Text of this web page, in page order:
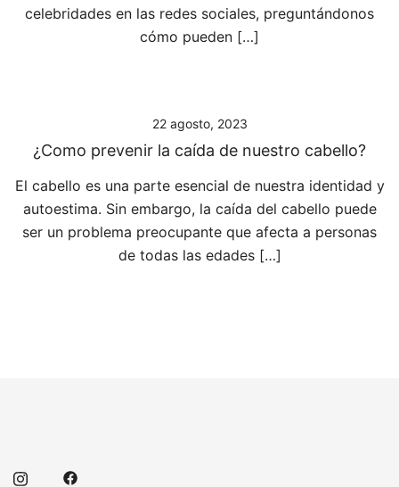
celebridades en las redes sociales, preguntándonos
cómo pueden […]
22 agosto, 2023
¿Como prevenir la caída de nuestro cabello?
El cabello es una parte esencial de nuestra identidad y
autoestima. Sin embargo, la caída del cabello puede
ser un problema preocupante que afecta a personas
de todas las edades […]